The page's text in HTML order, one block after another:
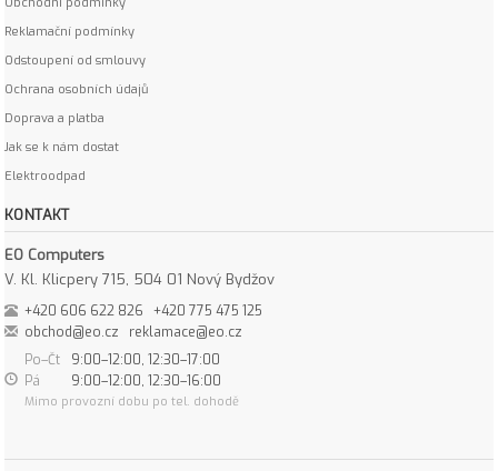
Reklamační podmínky
Odstoupení od smlouvy
Ochrana osobních údajů
Doprava a platba
Jak se k nám dostat
Elektroodpad
KONTAKT
EO Computers
V. Kl. Klicpery 715, 504 01 Nový Bydžov
+420 606 622 826
+420 775 475 125
obchod@eo.cz
reklamace@eo.cz
Po–Čt
9:00–12:00, 12:30–17:00
Pá
9:00–12:00, 12:30–16:00
Mimo provozní dobu po tel. dohodě